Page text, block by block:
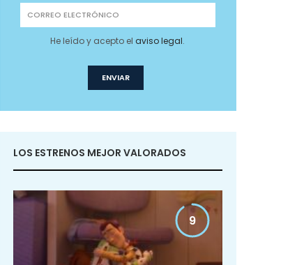
He leído y acepto elaviso legal.
LOS ESTRENOS MEJOR VALORADOS
9